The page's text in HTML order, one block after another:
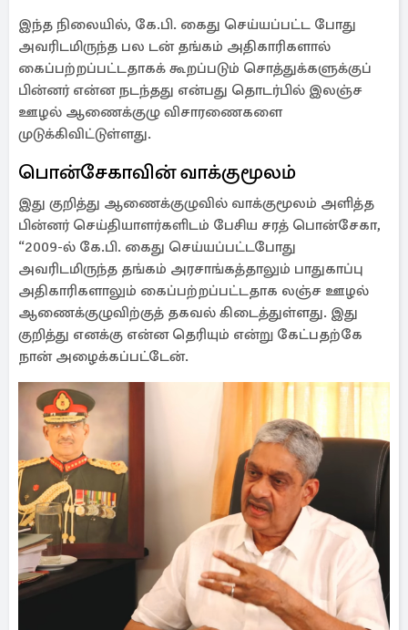
இந்த நிலையில், கே.பி. கைது செய்யப்பட்ட போது
அவரிடமிருந்த பல டன் தங்கம் அதிகாரிகளால்
கைப்பற்றப்பட்டதாகக் கூறப்படும் சொத்துக்களுக்குப்
பின்னர் என்ன நடந்தது என்பது தொடர்பில் இலஞ்ச
ஊழல் ஆணைக்குழு விசாரணைகளை
முடுக்கிவிட்டுள்ளது.
பொன்சேகாவின் வாக்குமூலம்
இது குறித்து ஆணைக்குழுவில் வாக்குமூலம் அளித்த
பின்னர் செய்தியாளர்களிடம் பேசிய சரத் பொன்சேகா,
“2009-ல் கே.பி. கைது செய்யப்பட்டபோது
அவரிடமிருந்த தங்கம் அரசாங்கத்தாலும் பாதுகாப்பு
அதிகாரிகளாலும் கைப்பற்றப்பட்டதாக லஞ்ச ஊழல்
ஆணைக்குழுவிற்குத் தகவல் கிடைத்துள்ளது. இது
குறித்து எனக்கு என்ன தெரியும் என்று கேட்பதற்கே
நான் அழைக்கப்பட்டேன்.